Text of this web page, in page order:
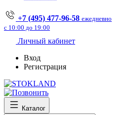
+7 (495) 477-96-58 ежедневно
с 10:00 до 19:00
Личный кабинет
Вход
Регистрация
Каталог